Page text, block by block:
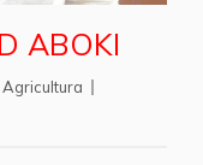
ABOKI
Agricultura